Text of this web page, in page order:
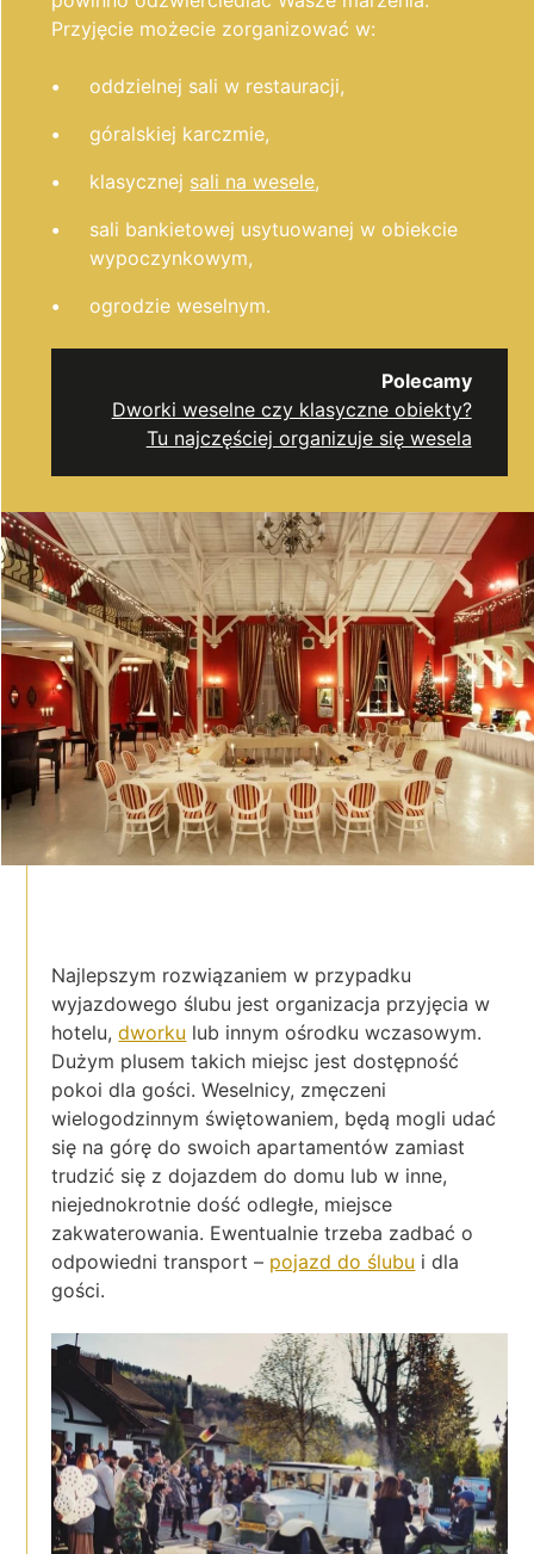
Przyjęcie możecie zorganizować w:
oddzielnej sali w restauracji,
góralskiej karczmie,
klasycznej sali na wesele,
sali bankietowej usytuowanej w obiekcie
wypoczynkowym,
ogrodzie weselnym.
Polecamy
Dworki weselne czy klasyczne obiekty?
Tu najczęściej organizuje się wesela
Najlepszym rozwiązaniem w przypadku
wyjazdowego ślubu jest organizacja przyjęcia w
hotelu,dworku lub innym ośrodku wczasowym.
Dużym plusem takich miejsc jest dostępność
pokoi dla gości. Weselnicy, zmęczeni
wielogodzinnym świętowaniem, będą mogli udać
się na górę do swoich apartamentów zamiast
trudzić się z dojazdem do domu lub w inne,
niejednokrotnie dość odległe, miejsce
zakwaterowania. Ewentualnie trzeba zadbać o
odpowiedni transport – pojazd do ślubu i dla
gości.